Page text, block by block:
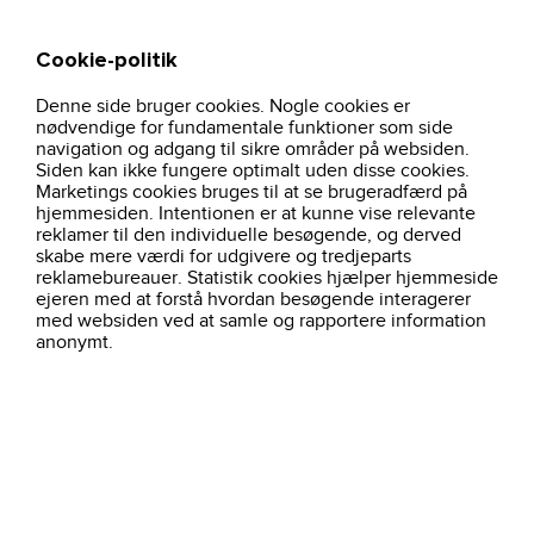
hjem arbejdstoj brancher
arbejdsoverall-multinorm-kl-2-gulmarine-
13103-jak-workwear
Cookie-politik
Denne side bruger cookies. Nogle cookies er
nødvendige for fundamentale funktioner som side
navigation og adgang til sikre områder på websiden.
Siden kan ikke fungere optimalt uden disse cookies.
Marketings cookies bruges til at se brugeradfærd på
hjemmesiden. Intentionen er at kunne vise relevante
reklamer til den individuelle besøgende, og derved
skabe mere værdi for udgivere og tredjeparts
reklamebureauer. Statistik cookies hjælper hjemmeside
ejeren med at forstå hvordan besøgende interagerer
med websiden ved at samle og rapportere information
anonymt.